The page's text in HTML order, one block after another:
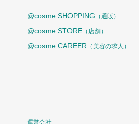
@cosme SHOPPING （通販）
@cosme STORE （店舗）
@cosme CAREER （美容の求人）
運営会社